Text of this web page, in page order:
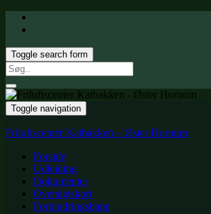
Toggle search form
Search
for:
Toggle navigation
Friluftscenter Katbakken – Øster Hornum
Forside
Udlejning
Dokumenter
Oversigtskort
Forhindringsbane